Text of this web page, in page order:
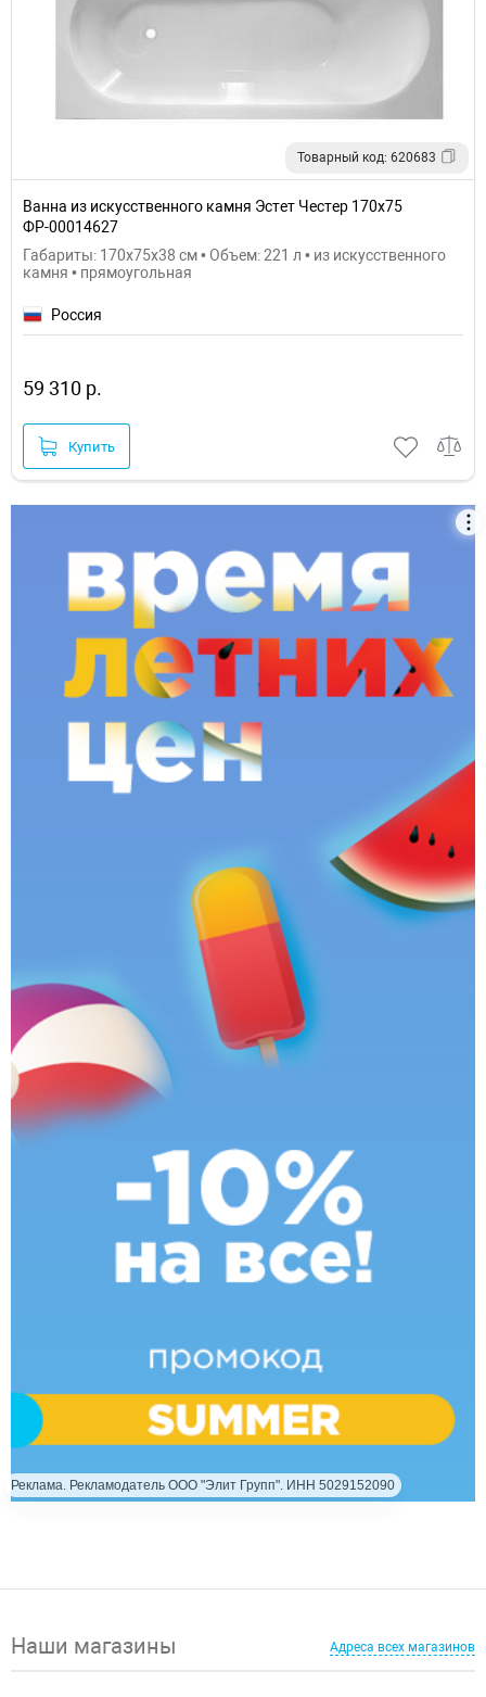
Товарный код: 620683
Ванна из искусственного камня Эстет Честер 170х75
ФР-00014627
Габариты: 170x75x38 см • Объем: 221 л • из искусственного
камня • прямоугольная
Россия
59 310 р.
Купить
Реклама. Рекламодатель ООО "Элит Групп". ИНН 5029152090
Наши магазины Адреса всех магазинов